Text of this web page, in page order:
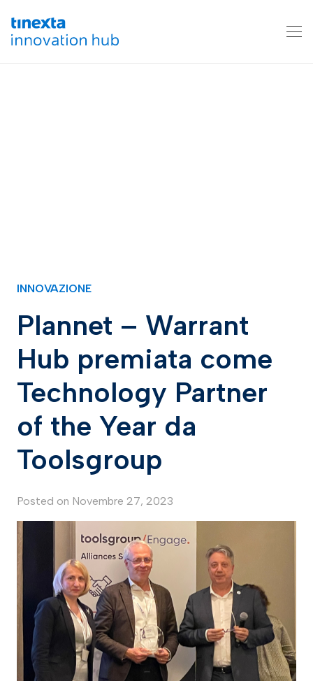
INNOVAZIONE
Plannet – Warrant
Hub premiata come
Technology Partner
of the Year da
Toolsgroup
Posted on Novembre 27, 2023